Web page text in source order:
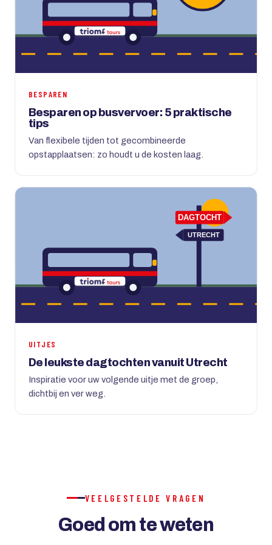
BESPAREN
Besparen op busvervoer: 5 praktische
tips
Van flexibele tijden tot gecombineerde
opstapplaatsen: zo houdt u de kosten laag.
UITJES
De leukste dagtochten vanuit Utrecht
Inspiratie voor uw volgende uitje met de groep,
dichtbij en ver weg.
VEELGESTELDE VRAGEN
Goed om te weten